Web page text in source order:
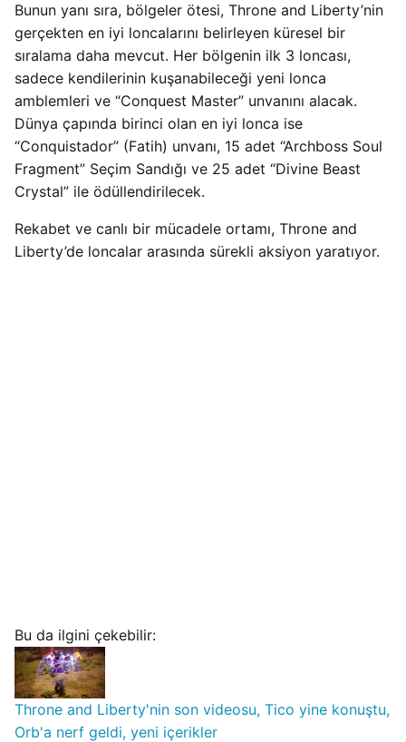
Bunun yanı sıra, bölgeler ötesi, Throne and Liberty’nin
gerçekten en iyi loncalarını belirleyen küresel bir
sıralama daha mevcut. Her bölgenin ilk 3 loncası,
sadece kendilerinin kuşanabileceği yeni lonca
amblemleri ve “Conquest Master” unvanını alacak.
Dünya çapında birinci olan en iyi lonca ise
“Conquistador” (Fatih) unvanı, 15 adet “Archboss Soul
Fragment” Seçim Sandığı ve 25 adet “Divine Beast
Crystal” ile ödüllendirilecek.
Rekabet ve canlı bir mücadele ortamı, Throne and
Liberty’de loncalar arasında sürekli aksiyon yaratıyor.
Bu da ilgini çekebilir:
Throne and Liberty'nin son videosu, Tico yine konuştu,
Orb'a nerf geldi, yeni içerikler